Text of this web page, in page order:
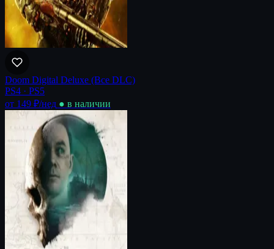
Doom Digital Deluxe (Все DLC)
PS4 · PS5
от 149 ₽/нед ● в наличии